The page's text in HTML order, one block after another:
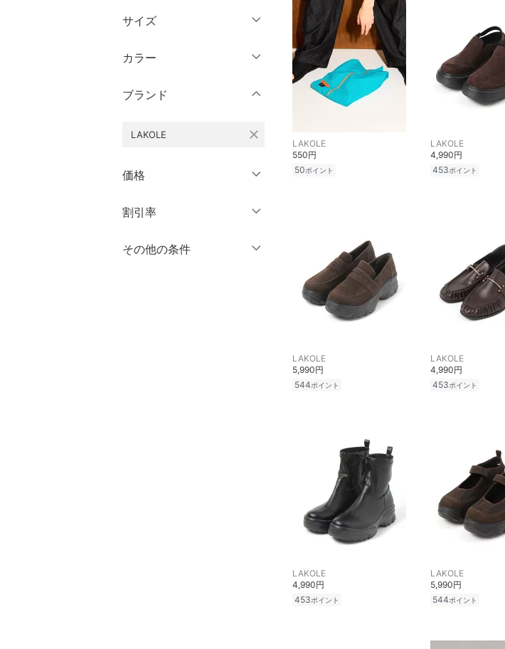
パンツ
ワンピース・ドレス
スカート
ーオール
バッグ
インナー・ルームウェア
サイズ
10
11
13
14
16
カラー
クリア
ブランド
LAKOLE close
価格
絞り込み
割引率
％OFF～ ％OFF
その他の条件
LAKOLE
550円
50ポイント
LAKOLE
4,990円
453ポイント
LAKOLE
5,990円
544ポイント
LAKOLE
4,990円
453ポイント
LAKOLE
4,990円
453ポイント
LAKOLE
5,990円
544ポイント